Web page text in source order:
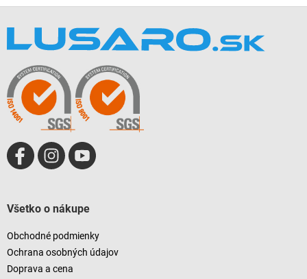
l
d
a
Všetko o nákupe
Obchodné podmienky
Ochrana osobných údajov
Doprava a cena